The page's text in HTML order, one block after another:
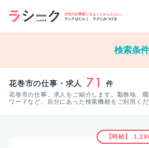
女性の仕事探しをもっとかんたんに。
ラシクはたらく、ラクにみつける
すべて クリア
検索条件
花巻市の仕事・求人 71 件
花巻市の仕事、求人をご紹介します。勤務地、
ワードなど、自分にあった検索機能をご利用くだ
【時給】